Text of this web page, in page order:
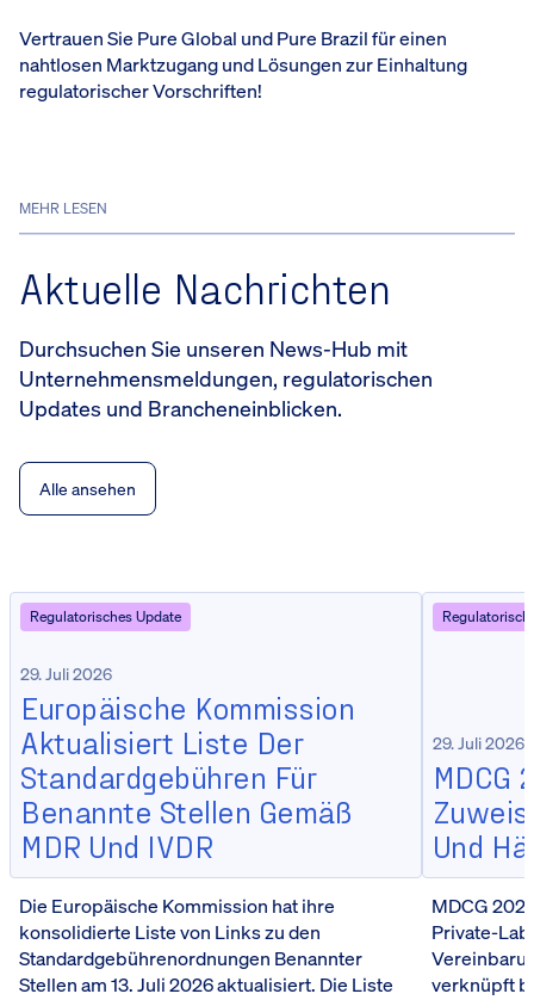
Vertrauen Sie Pure Global und Pure Brazil für einen
nahtlosen Marktzugang und Lösungen zur Einhaltung
regulatorischer Vorschriften!
MEHR LESEN
Aktuelle Nachrichten
Durchsuchen Sie unseren News-Hub mit
Unternehmensmeldungen, regulatorischen
Updates und Brancheneinblicken.
Alle ansehen
Regulatorisches Update
29. Juli 2026
Europäische Kommission
Aktualisiert Liste Der
Standardgebühren Für
Benannte Stellen Gemäß
MDR Und IVDR
Die Europäische Kommission hat ihre
konsolidierte Liste von Links zu den
Standardgebührenordnungen Benannter
Stellen am 13. Juli 2026 aktualisiert. Die Liste
29. Juli 2026
MDCG
Und
MDCG
Private-
verknüpft